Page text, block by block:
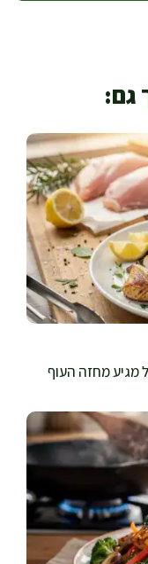
גם:
מגיע מחזה העוף